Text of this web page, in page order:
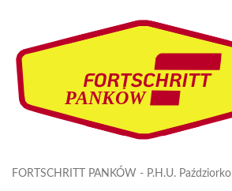
FORTSCHRITT PANKÓW - P.H.U. Paździorko